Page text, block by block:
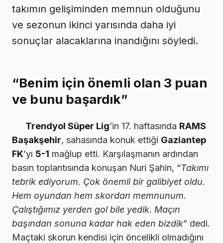
takımın gelişiminden memnun olduğunu
ve sezonun ikinci yarısında daha iyi
sonuçlar alacaklarına inandığını söyledi.
“Benim için önemli olan 3 puan
ve bunu başardık”
Trendyol Süper Lig’in 17. haftasında RAMS
Başakşehir, sahasında konuk ettiği Gaziantep
FK’yı 5-1 mağlup etti. Karşılaşmanın ardından
basın toplantısında konuşan Nuri Şahin, “Takımı
tebrik ediyorum. Çok önemli bir galibiyet oldu.
Hem oyundan hem skordan memnunum.
Çalıştığımız yerden gol bile yedik. Maçın
başından sonuna kadar hak eden bizdik” dedi.
Maçtaki skorun kendisi için öncelikli olmadığını